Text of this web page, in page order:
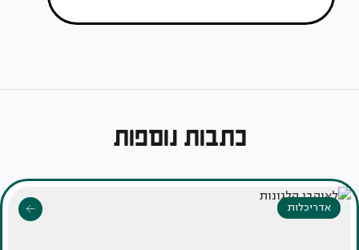
כתבות נוספות
אדריכלות